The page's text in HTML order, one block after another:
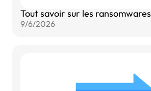
Tout savoir sur les ransomwares
9/6/2026